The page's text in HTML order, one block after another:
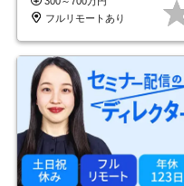
フルリモートあり